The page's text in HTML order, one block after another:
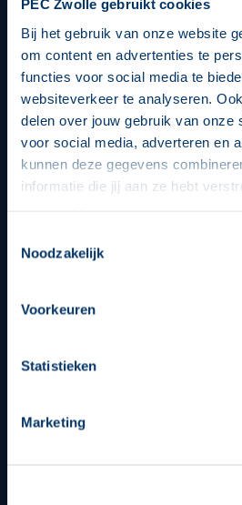
PEC Zwolle gebruikt cookies
Bij het gebruik van onze website
om content en advertenties te
functies voor social media te
websiteverkeer te analyseren.
delen over jouw gebruik van onze
voor social media, adverteren en
kunnen deze gegevens
informatie die jij aan ze hebt
op een veilige en integere wijze.
beheren op de privacy- en
Noodzakelijk
Voorkeuren
Statistieken
Marketing